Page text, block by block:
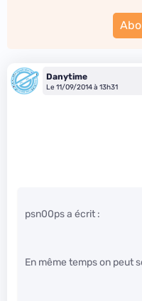
Danytime
Le 11/09/2014 à 13h31
psn00ps a écrit :
En même temps on peut